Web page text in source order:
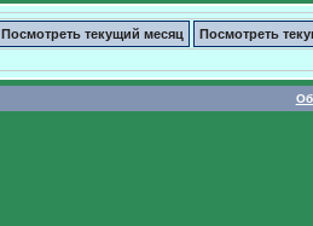
Посмотреть текущий месяц Посмотреть